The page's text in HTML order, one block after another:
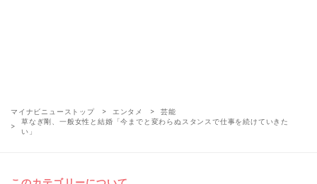
マイナビニューストップ エンタメ
芸能
草なぎ剛、一般女性と結婚「今までと変わらぬスタンスで仕事を続けていきた
い」